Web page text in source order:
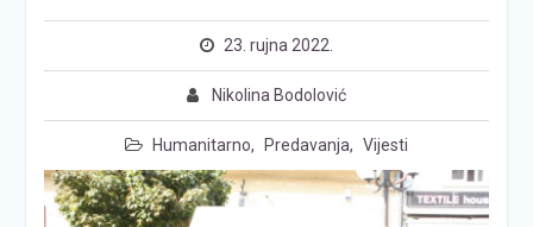
23. rujna 2022.
Nikolina Bodolović
Humanitarno, Predavanja, Vijesti